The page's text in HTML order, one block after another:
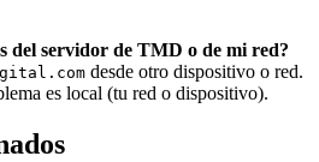
del servidor de TMD o de mi red?
desde otro dispositivo o red.
es local (tu red o dispositivo).